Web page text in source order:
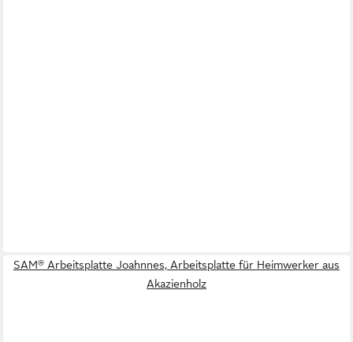
SAM® Arbeitsplatte Joahnnes, Arbeitsplatte für Heimwerker aus
Akazienholz